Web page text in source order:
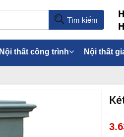
Tìm kiếm
Nội thất công trình Nội thất